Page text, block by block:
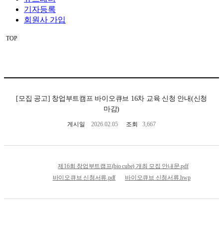
기자등록
회원사 가입
TOP
[모집 공고] 창업부트캠프 바이오큐브 16차 교육 신청 안내(신청
마감)
게시일 2026.02.05 조회 3,667
제16회 창업부트캠프(bio cube) 개최 모집 안내문.pdf
바이오큐브 신청서류.pdf
바이오큐브 신청서류.hwp